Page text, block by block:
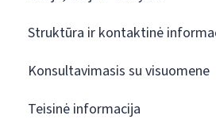
Struktūra ir kontaktinė
Konsultavimasis su visuomene
Teisinė informacija